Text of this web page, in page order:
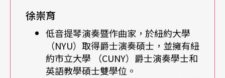
acey是小號手並且帶Big band，Vincent比較專注在
古巴音樂上。請問你們怎麼如何去選擇？
：選擇Big band和我的成長很有關係。我一
徐崇育
低音提琴演奏暨作曲家，於紐約大學
（NYU）取得爵士演奏碩士，並擁有紐
約市立大學 （CUNY）爵士演奏學士和
英語教學碩士雙學位。